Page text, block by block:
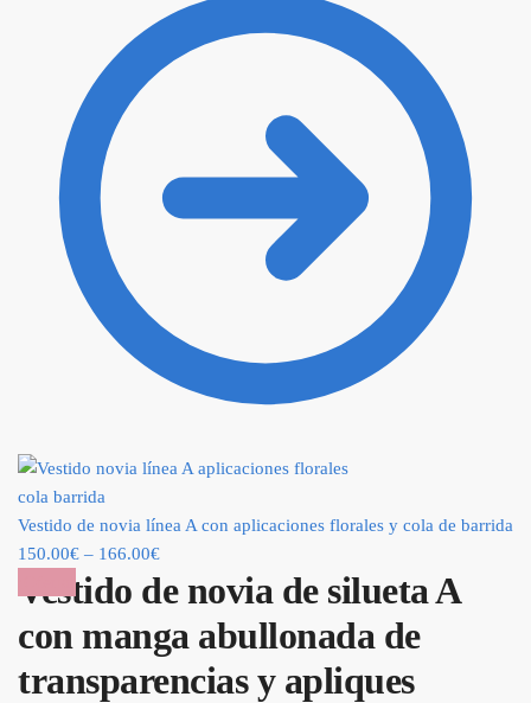
Vestido de novia línea A con aplicaciones florales y cola de barrida
150.00€ – 166.00€
Vestido de novia de silueta A
con manga abullonada de
transparencias y apliques